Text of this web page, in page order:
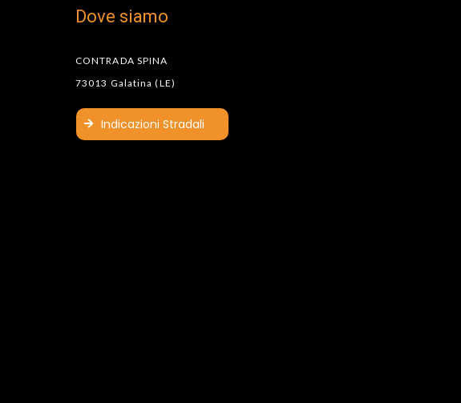
Dove siamo
CONTRADA SPINA
73013 Galatina (LE)
Indicazioni Stradali